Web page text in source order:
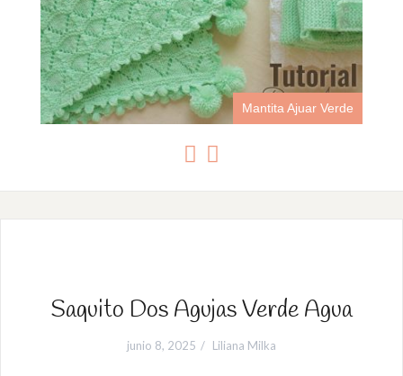
Verde Botitas Escarpines Ajuar
Saquito Dos Agujas Verde Agua
junio 8, 2025 Liliana Milka